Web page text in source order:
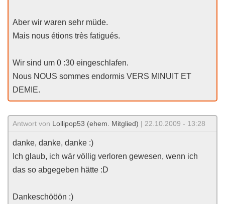
Aber wir waren sehr müde.
Mais nous étions très fatigués.
Wir sind um 0 :30 eingeschlafen.
Nous NOUS sommes endormis VERS MINUIT ET
DEMIE.
Antwort von Lollipop53 (ehem. Mitglied) | 22.10.2009 - 13:28
danke, danke, danke :)
Ich glaub, ich wär völlig verloren gewesen, wenn ich
das so abgegeben hätte :D
Dankeschööön :)